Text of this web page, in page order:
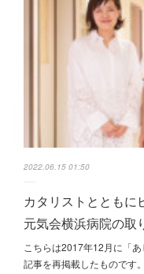
2022.06.15 01:50
カタリストととも
元気会横浜病院の
こちらは2017年12月に「
記事を再掲載したものです。